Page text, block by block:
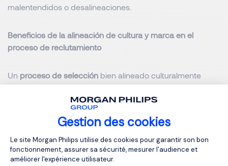
Gestion des cookies
Plateforme de Gestion du
Le site Morgan Philips utilise des cookies pour garantir son bon
fonctionnement, assurer sa sécurité, mesurer l'audience et
améliorer l'expérience utilisateur.
malentendidos o desalineaciones.
Beneficios de la alineación de cultura y marca en el
proceso de reclutamiento
Un proceso de selección bien alineado culturalmente
resulta en empleados más comprometidos y felices. Esto
se traduce en una mayor tasa de retención, ya que los
empleados sienten que trabajan en un entorno que
comparte sus valores y visión. Asimismo, las empresas
que logran integrar su cultura en la marca son percibidas
como auténticas, lo que refuerza su reputación. Cuando
los empleados se sienten identificados con los valores de